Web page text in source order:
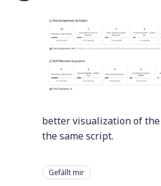
better visualization of
the same script.
Gefällt mir